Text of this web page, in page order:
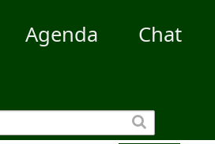
Agenda Chat